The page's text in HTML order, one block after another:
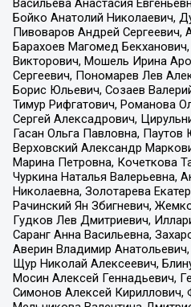
Васильева Анастасия
Бойко Анатолий Николаевич,
Пивоваров Андрей Сергеевич,
Барахоев Магомед
Викторович, Мошель Ирина
Сергеевич, Пономарев Лев
Борис Юльевич, Созаев
Тимур Рифгатович, Романова
Сергей Алексадрович,
Гасан Ольга Павловна, Паутов
Верховский Александр
Марина Петровна, Кочеткова
Чуркина Наталья Валерьевна,
Николаевна, Золотарева
Рачинский Ян Збигневич,
Гудков Лев Дмитриевич,
Саранг Анна Васильевна,
Аверин Владимир
Щур Николай Алексеевич,
Мосин Алексей Геннадьевич,
Симонов Алексей Кириллович,